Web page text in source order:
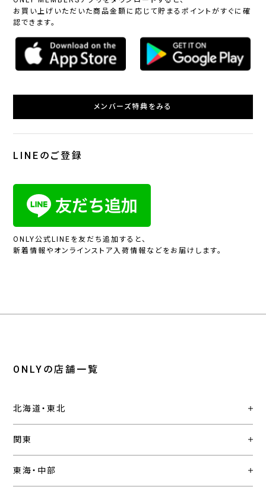
お買い上げいただいた商品金額に応じて貯まるポイントがすぐに確
認できます。
メンバーズ特典をみる
LINEのご登録
ONLY公式LINEを友だち追加すると、
新着情報やオンラインストア入荷情報などをお届けします。
ONLYの店舗一覧
北海道・東北
関東
東海・中部